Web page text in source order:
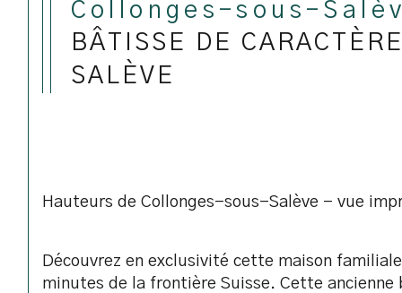
Collonges-sous-
BÂTISSE DE
SALÈVE
Hauteurs de Collonges-sous-Salève - vue
Découvrez en exclusivité cette maison
minutes de la frontière Suisse. Cette